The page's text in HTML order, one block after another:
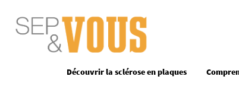
Découvrir la sclérose en plaques